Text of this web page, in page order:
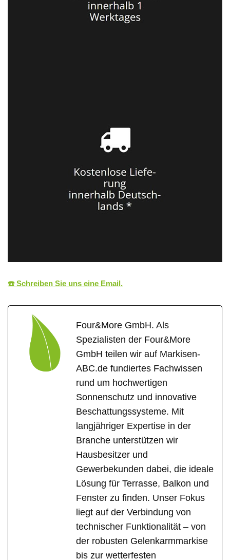
☎️ Schreiben Sie uns eine Email.
Four&More GmbH. Als
Spezialisten der Four&More
GmbH teilen wir auf Markisen-
ABC.de fundiertes Fachwissen
rund um hochwertigen
Sonnenschutz und innovative
Beschattungssysteme. Mit
langjähriger Expertise in der
Branche unterstützen wir
Hausbesitzer und
Gewerbekunden dabei, die ideale
Lösung für Terrasse, Balkon und
Fenster zu finden. Unser Fokus
liegt auf der Verbindung von
technischer Funktionalität – von
der robusten Gelenkarmmarkise
bis zur wetterfesten